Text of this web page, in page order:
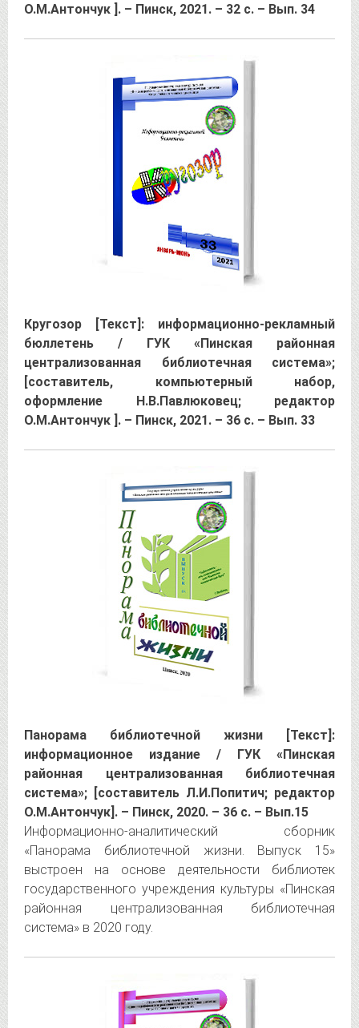
О.М.Антончук ]. – Пинск, 2021. – 32 с. – Вып. 34
Кругозор [Текст]: информационно-рекламный
бюллетень / ГУК «Пинская районная
централизованная библиотечная система»;
[составитель, компьютерный набор,
оформление Н.В.Павлюковец; редактор
О.М.Антончук ]. – Пинск, 2021. – 36 с. – Вып. 33
Панорама библиотечной жизни [Текст]:
информационное издание / ГУК «Пинская
районная централизованная библиотечная
система»; [составитель Л.И.Попитич; редактор
О.М.Антончук]. – Пинск, 2020. – 36 с. – Вып.15
Информационно-аналитический сборник
«Панорама библиотечной жизни. Выпуск 15»
выстроен на основе деятельности библиотек
государственного учреждения культуры «Пинская
районная централизованная библиотечная
система» в 2020 году.